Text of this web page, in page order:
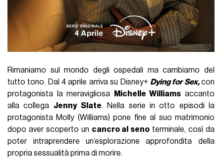
Rimaniamo sul mondo degli ospedali ma cambiamo del
tutto tono. Dal 4 aprile arriva su Disney+ Dying for Sex,con
protagonista la meravigliosa
Michelle Williams accanto
alla collega Jenny Slate. Nella serie in otto episodi la
protagonista Molly (Williams) pone fine al suo matrimonio
dopo aver scoperto un cancro al seno terminale, così da
poter intraprendere un’esplorazione approfondita della
propria sessualità prima di morire.